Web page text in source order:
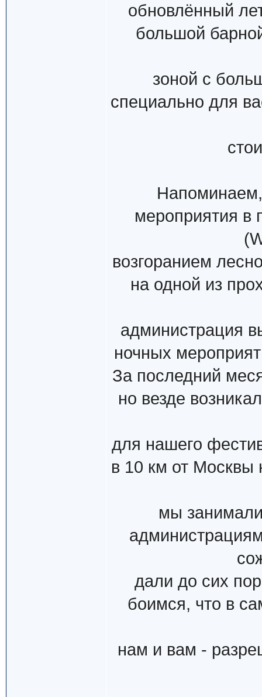
обновлённый
большой
зоной с
специально для
мероприятия в
возгоранием
на одной из
администрация
ночных
За последний
но везде
для нашего
в 10 км от Москвы
мы
дали до сих
боимся, что в
нам и вам -